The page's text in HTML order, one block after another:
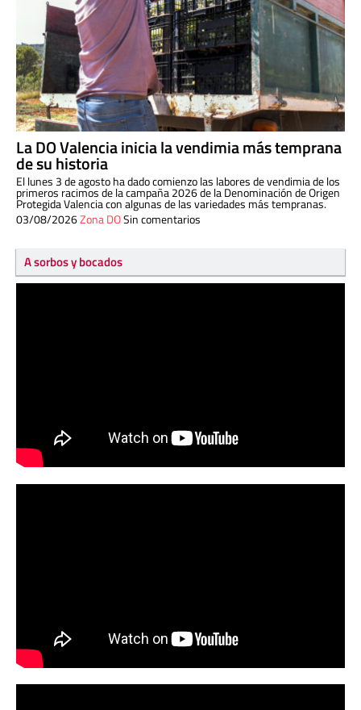
La DO Valencia inicia la vendimia más temprana
de su historia
El lunes 3 de agosto ha dado comienzo las labores de vendimia de los
primeros racimos de la campaña 2026 de la Denominación de Origen
Protegida Valencia con algunas de las variedades más tempranas.
03/08/2026Zona DOSin comentarios
A sorbos y bocados